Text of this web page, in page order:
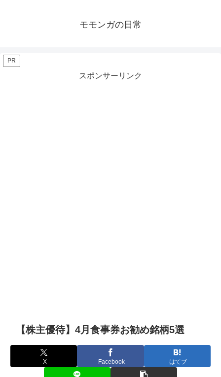
モモンガの日常
PR
スポンサーリンク
【株主優待】4月食事券お勧め銘柄5選
X Facebook はてブ